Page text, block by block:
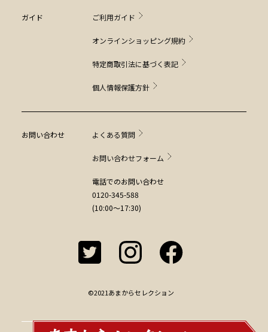
ガイド ご利用ガイド
オンラインショッピング規約
特定商取引法に基づく表記
個人情報保護方針
お問い合わせ よくある質問
お問い合わせフォーム
電話でのお問い合わせ
0120-345-588
(10:00～17:30)
©2021あまからセレクション